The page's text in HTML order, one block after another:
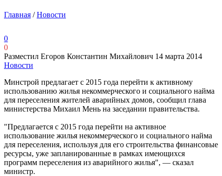
Главная /Новости
0
0
Разместил Егоров Константин Михайлович 14 марта 2014
Новости
Минстрой предлагает с 2015 года перейти к активному
использованию жилья некоммерческого и социального найма
для переселения жителей аварийных домов, сообщил глава
министерства Михаил Мень на заседании правительства.
"Предлагается с 2015 года перейти на активное
использование жилья некоммерческого и социального найма
для переселения, используя для его строительства финансовые
ресурсы, уже запланированные в рамках имеющихся
программ переселения из аварийного жилья", — сказал
министр.